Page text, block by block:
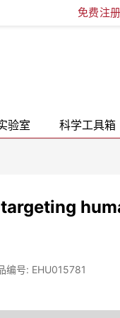
免费注
验室 科学工具箱
编号: EHU015781